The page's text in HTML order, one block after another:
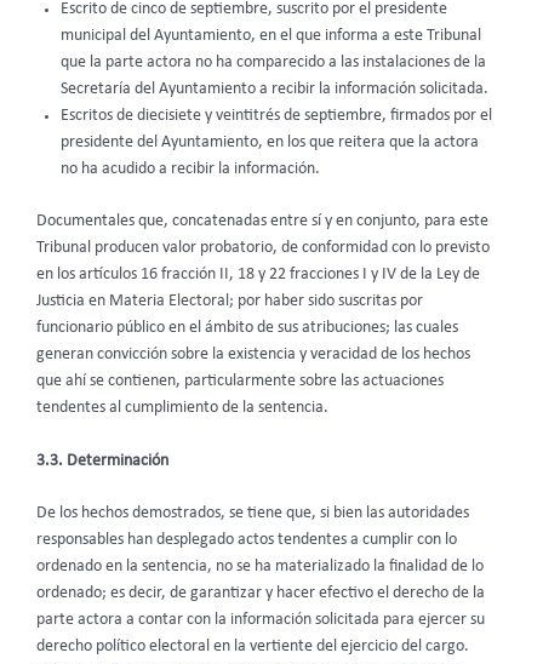
Escrito de cinco de septiembre, suscrito por el presidente
municipal del Ayuntamiento, en el que informa a este Tribunal
que la parte actora no ha comparecido a las instalaciones de la
Secretaría del Ayuntamiento a recibir la información solicitada.
Escritos de diecisiete y veintitrés de septiembre, firmados por el
presidente del Ayuntamiento, en los que reitera que la actora
no ha acudido a recibir la información.
Documentales que, concatenadas entre sí y en conjunto, para este
Tribunal producen valor probatorio, de conformidad con lo previsto
en los artículos 16 fracción II, 18 y 22 fracciones I y IV de la Ley de
Justicia en Materia Electoral; por haber sido suscritas por
funcionario público en el ámbito de sus atribuciones; las cuales
generan convicción sobre la existencia y veracidad de los hechos
que ahí se contienen, particularmente sobre las actuaciones
tendentes al cumplimiento de la sentencia.
3.3. Determinación
De los hechos demostrados, se tiene que, si bien las autoridades
responsables han desplegado actos tendentes a cumplir con lo
ordenado en la sentencia, no se ha materializado la finalidad de lo
ordenado; es decir, de garantizar y hacer efectivo el derecho de la
parte actora a contar con la información solicitada para ejercer su
derecho político electoral en la vertiente del ejercicio del cargo.